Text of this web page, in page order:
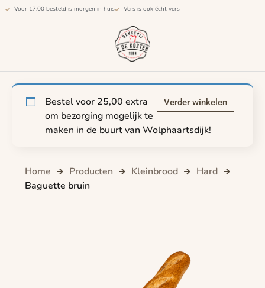
Voor 17:00 besteld is morgen in huis Vers is ook écht vers
Verder winkelen
Bestel voor 25,00 extra
om bezorging mogelijk te
maken in de buurt van Wolphaartsdijk!
Home Producten Kleinbrood
Hard
Baguette bruin